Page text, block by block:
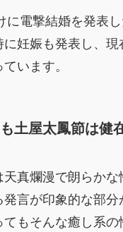
に電撃結婚を発表
妊娠も発表し、現
います。
土屋太鳳節は健
真爛漫で朗らかな
発言が印象的な部分
もそんな癒し系の